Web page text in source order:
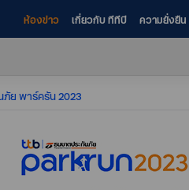
ห้องข่าว เกี่ยวกับ ทีทีบี ความยั่งยืน
ย พาร์ครัน 2023